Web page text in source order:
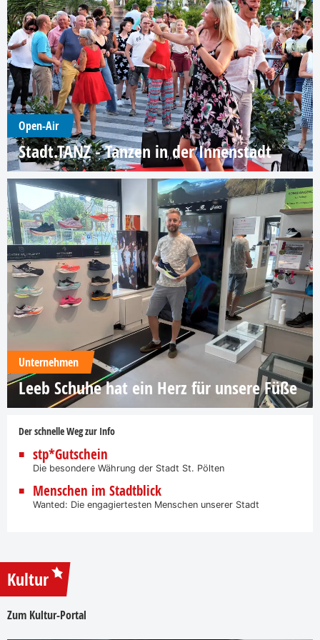
Open-Air
Stadt.TANZ - Tanzen in der Innenstadt
Unternehmen
Leeb Schuhe hat ein Herz für unsere Füße
Der schnelle Weg zur Info
stp*Gutschein
Die besondere Währung der Stadt St. Pölten
Menschen im Stadtblick
Wanted: Die engagiertesten Menschen unserer Stadt
Kultur
Zum Kultur-Portal